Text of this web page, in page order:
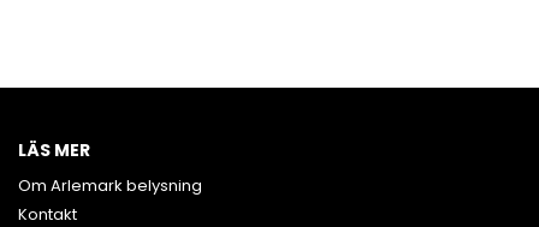
LÄS MER
Om Arlemark belysning
Kontakt